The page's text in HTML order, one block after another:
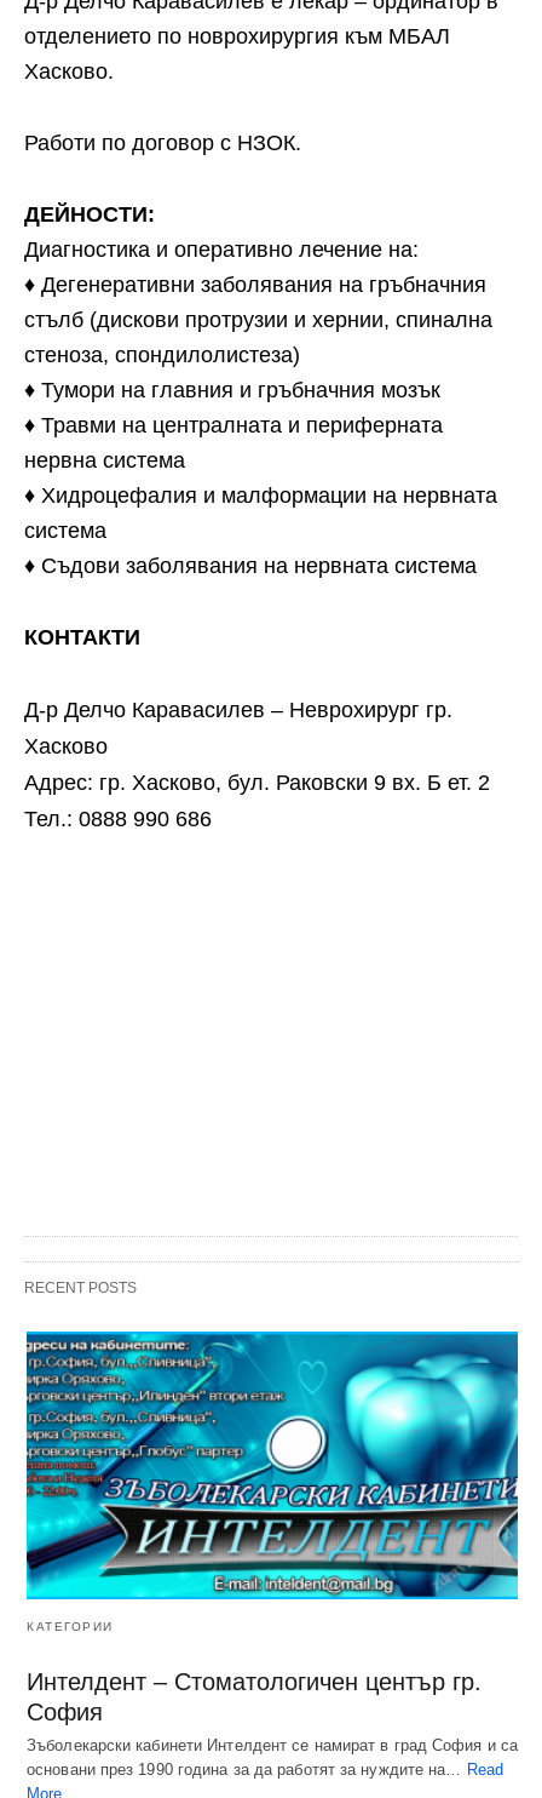
отделението по новрохирургия към МБАЛ
Хасково.
Работи по договор с НЗОК.
ДЕЙНОСТИ:
Диагностика и оперативно лечение на:
♦ Дегенеративни заболявания на гръбначния
стълб (дискови протрузии и хернии, спинална
стеноза, спондилолистеза)
♦ Тумори на главния и гръбначния мозък
♦ Травми на централната и периферната
нервна система
♦ Хидроцефалия и малформации на нервната
система
♦ Съдови заболявания на нервната система
КОНТАКТИ
Д-р Делчо Каравасилев – Неврохирург гр.
Хасково
Адрес: гр. Хасково, бул. Раковски 9 вх. Б ет. 2
Тел.: 0888 990 686
RECENT POSTS
КАТЕГОРИИ
Интелдент – Стоматологичен център гр.
София
Зъболекарски кабинети Интелдент се намират в град София и са
основани през 1990 година за да работят за нуждите на… Read
More